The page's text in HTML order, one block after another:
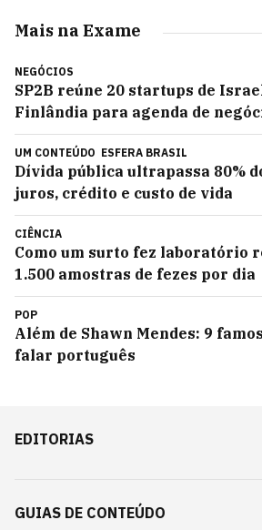
Mais na Exame
NEGÓCIOS
SP2B reúne 20 startups de
Finlândia para agenda de
UM CONTEÚDO ESFERA BRASIL
Dívida pública ultrapassa 80%
juros, crédito e custo de vida
CIÊNCIA
Como um surto fez laboratório
1.500 amostras de fezes por dia
POP
Além de Shawn Mendes: 9
falar português
EDITORIAS
GUIAS DE CONTEÚDO